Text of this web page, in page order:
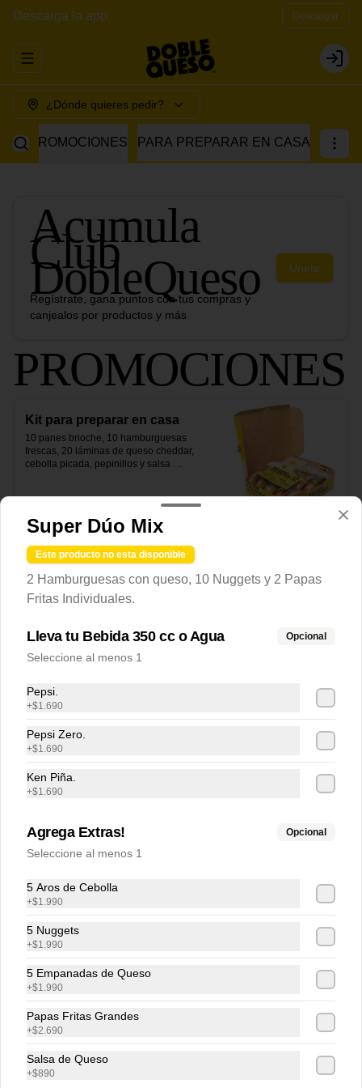
Descarga la app Descargar
Abrir menu de navegación Login
¿Dónde quieres pedir?
PROMOCIONES PARA PREPARAR EN CASA
Acumula
Club
DobleQueso
Regístrate, gana puntos con tus compras y
canjealos por productos y más
Únete
PROMOCIONES
Kit para preparar en casa
10 panes brioche, 10 hamburguesas
frescas, 20 láminas de queso cheddar,
cebolla picada, pepinillos y salsa
PARA
PREPARAR EN
CASA
10 panes brioche, 10 hamburguesas
frescas, 20 láminas de queso cheddar,
cebolla picada, pepinillos y salsa
Términos y condiciones
Política de privacidad
Redes sociales
Instagram
Super Dúo Mix
Este producto no esta disponible
2 Hamburguesas con queso, 10 Nuggets y 2 Papas
Fritas Individuales.
Lleva tu Bebida 350 cc o Agua Opcional
Seleccione al menos 1
Pepsi.
+$1.690
Pepsi Zero.
+$1.690
Ken Piña.
+$1.690
Agrega Extras! Opcional
Seleccione al menos 1
5 Aros de Cebolla
+$1.990
5 Nuggets
+$1.990
5 Empanadas de Queso
+$1.990
Papas Fritas Grandes
+$2.690
Salsa de Queso
+$890